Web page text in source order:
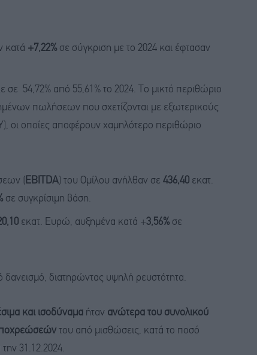
κατά +7,22% σε σύγκριση με το 2024 και έφτασαν
54,72% από 55,61% το 2024. Το μικτό περιθώριο
πωλήσεων που σχετίζονται με εξωτερικούς
οι οποίες αποφέρουν χαμηλότερο περιθώριο
( EBITDA ) του Ομίλου ανήλθαν σε 436,40 εκατ.
σε συγκρίσιμη βάση.
εκατ. Ευρώ, αυξημένα κατά +3,56% σε
δανεισμό, διατηρώντας υψηλή ρευστότητα.
και ισοδύναμα ήταν ανώτερα του συνολικού
του από μισθώσεις, κατά το ποσό
31.12.2024.